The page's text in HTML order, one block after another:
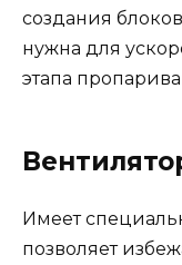
создания
нужна для
этапа
Имеет
позволяет